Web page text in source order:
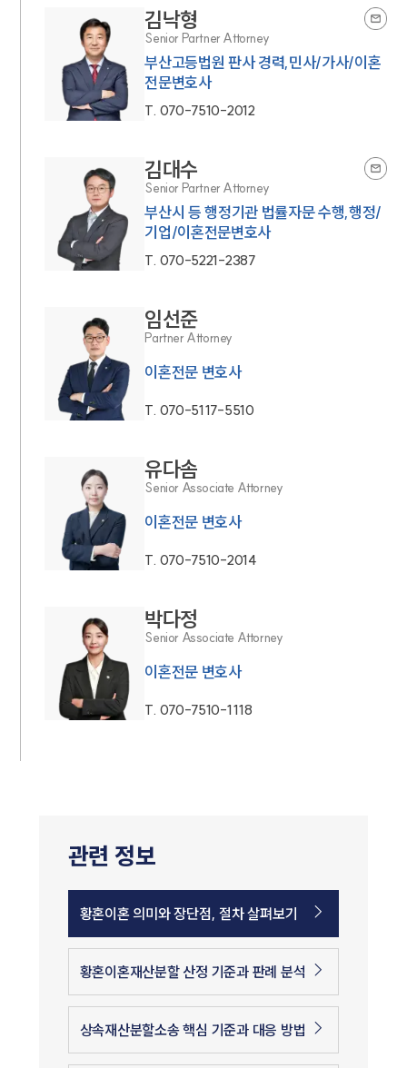
김낙형
Senior Partner Attorney
부산고등법원 판사 경력,민사/가사/이혼
전문변호사
T. 070-7510-2012
김대수
Senior Partner Attorney
부산시 등 행정기관 법률자문 수행,행정/
기업/이혼전문변호사
T. 070-5221-2387
임선준
Partner Attorney
이혼전문 변호사
T. 070-5117-5510
유다솜
Senior Associate Attorney
이혼전문 변호사
T. 070-7510-2014
박다정
Senior Associate Attorney
이혼전문 변호사
T. 070-7510-1118
관련 정보
황혼이혼 의미와 장단점, 절차 살펴보기
황혼이혼재산분할 산정 기준과 판례 분석
상속재산분할소송 핵심 기준과 대응 방법